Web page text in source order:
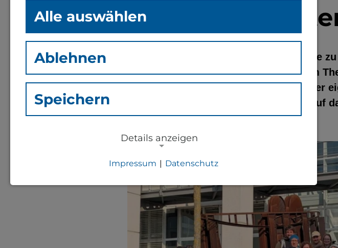
und -
Was haben Regenwürmer mit Toblerone
Interessierte in Theorie und Praxis zum
neuen Botschafterinnen und Botschafter
Wissen in die Gesellschaft. Ein Blick auf
und Artenvielfalt lebendig macht.
Alle auswählen
Ablehnen
Speichern
Details anzeigen
Notwendige Cookies zur Session-Verwaltung und
für die generelle Funktionalität der Seite (immer
Impressum | Datenschutz